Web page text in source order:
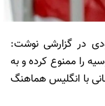
در گزارشی نوشت:
را ممنوع کرده و به
با انگلیس هماهنگ